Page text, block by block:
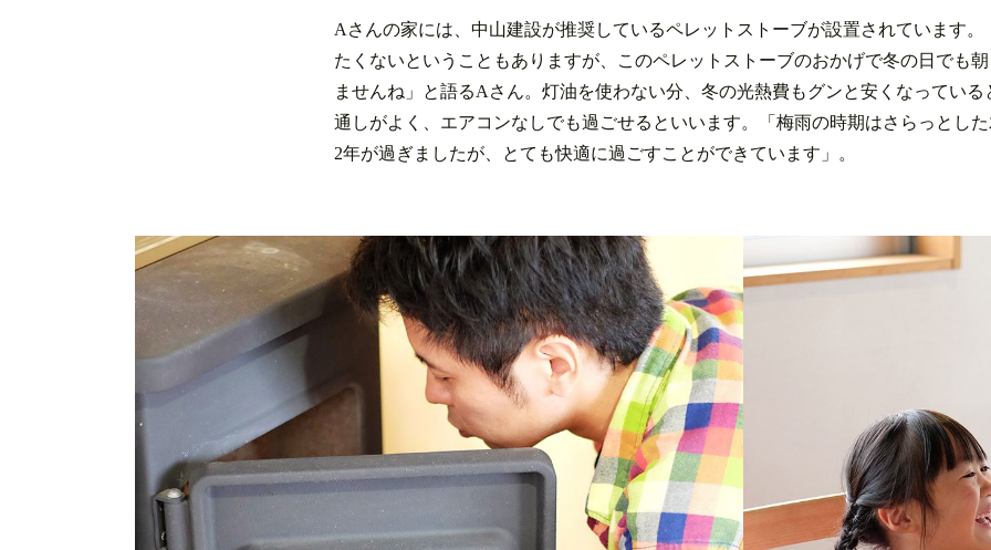
Aさんの家には、中山建設が推奨しているペレットストーブが設置されています。
たくないということもありますが、このペレットストーブのおかげで冬の日でも
ませんね」と語るAさん。灯油を使わない分、冬の光熱費もグンと安くなってい
通しがよく、エアコンなしでも過ごせるといいます。「梅雨の時期はさらっとした
2年が過ぎましたが、とても快適に過ごすことができています」。